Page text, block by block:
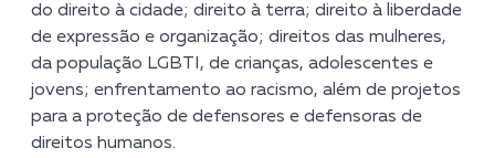
do direito à cidade; direito à terra; direito à liberdade
de expressão e organização; direitos das mulheres,
da população LGBTI, de crianças, adolescentes e
jovens; enfrentamento ao racismo, além de projetos
para a proteção de defensores e defensoras de
direitos humanos.